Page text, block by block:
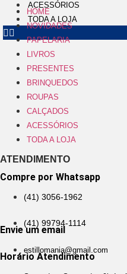
ACESSÓRIOS
TODA A LOJA
HOME
NOVIDADES
PAPELARIA
LIVROS
PRESENTES
BRINQUEDOS
ROUPAS
CALÇADOS
ACESSÓRIOS
TODA A LOJA
ATENDIMENTO
Compre por Whatsapp
(41) 3056-1962
(41) 99794-1114
Envie um email
estillomania@gmail.com
Horário Atendimento